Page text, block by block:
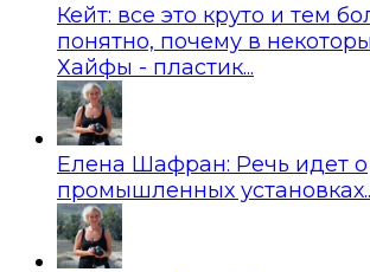
Кейт: все это круто и тем
понятно, почему в
Хайфы - пластик...
Елена Шафран: Речь идет о
промышленных